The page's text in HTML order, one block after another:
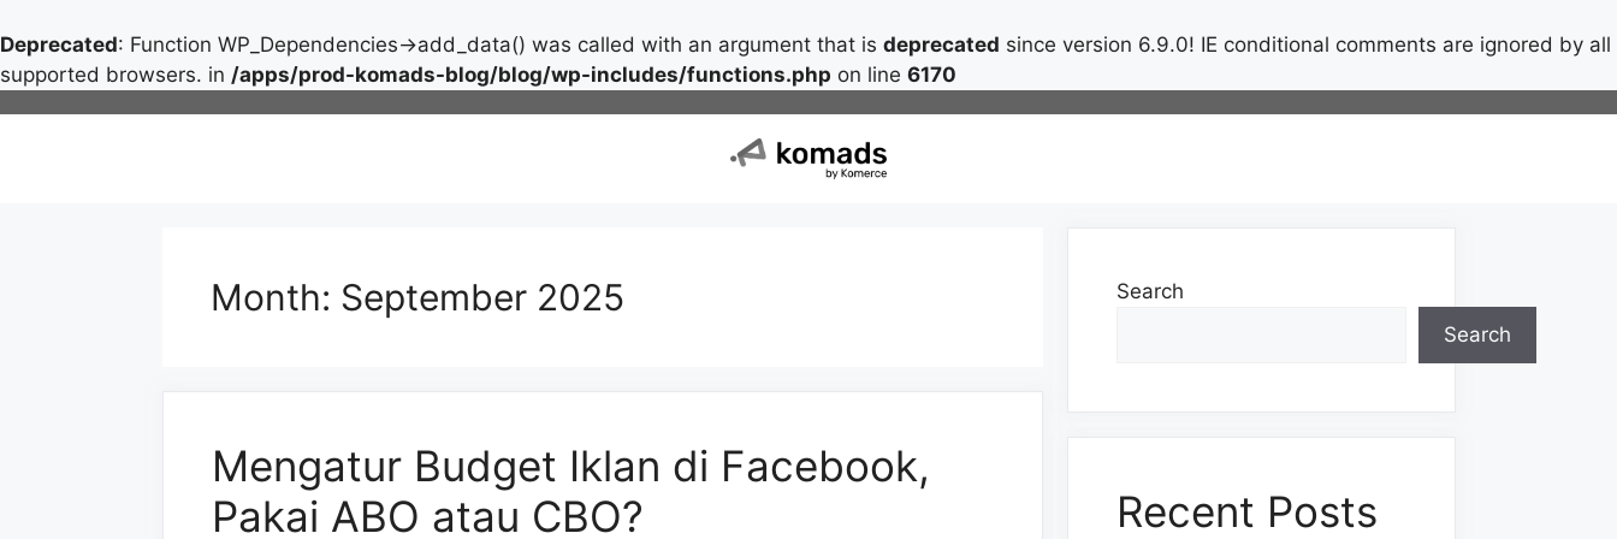
Deprecated: Function WP_Dependencies->add_data() was called with an argument that is deprecated since version 6.9.0! IE conditional comments are ignored by all
supported browsers. in /apps/prod-komads-blog/blog/wp-includes/functions.php on line 6170
Month: September 2025
Mengatur Budget Iklan di Facebook,
Pakai ABO atau CBO?
Search
Search
Recent Posts